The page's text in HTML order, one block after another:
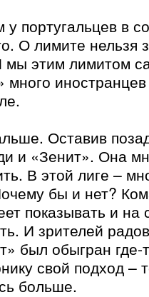
у португальцев в
О лимите нельзя
мы этим лимитом
Оставив
и «Зенит». Она
В этой лиге –
бы и нет?
показывать и на
И зрителей
был обыгран где-
свой подход –
больше.